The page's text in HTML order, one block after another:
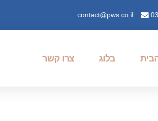
contact@pws.co.il
בלוג צרו קשר